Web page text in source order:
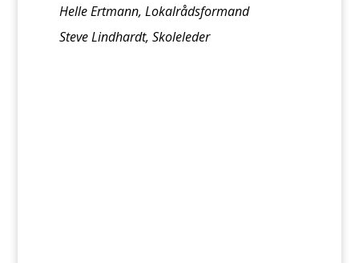
Helle Ertmann, Lokalrådsformand
Steve Lindhardt, Skoleleder